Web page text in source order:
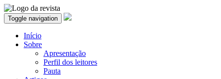
Toggle navigation
Início
Sobre
Apresentação
Perfil dos leitores
Pauta